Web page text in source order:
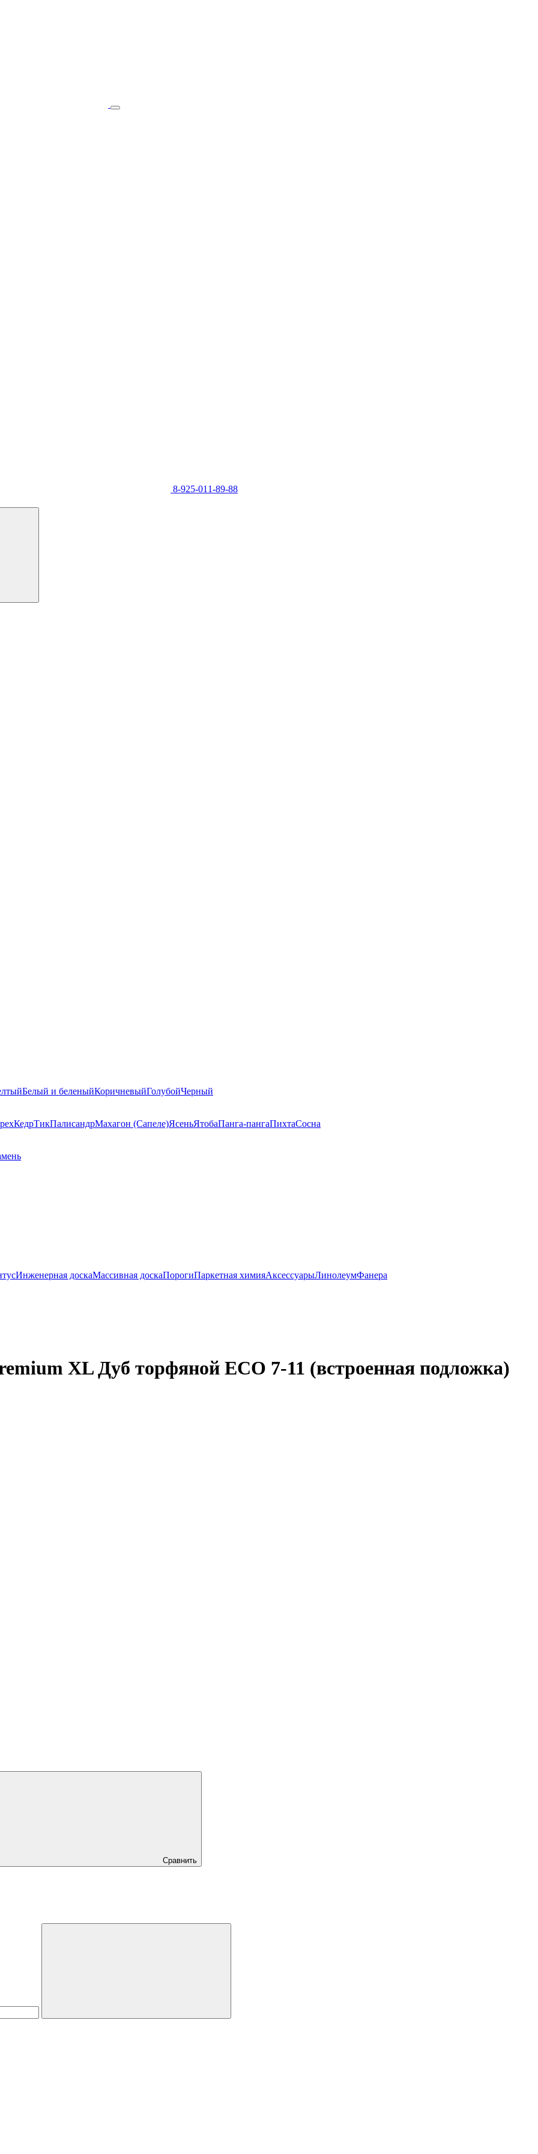
8-925-011-89-88
Белый и беленыйКоричневыйГолубойЧерный
КедрТикПалисандрМахагон (Сапеле)ЯсеньЯтобаПанга-пангаПихтаСосна
Инженерная доскаМассивная доскаПорогиПаркетная химияАксессуарыЛинолеумФанера
XL Дуб торфяной ECO 7-11 (встроенная подложка)
Сравнить